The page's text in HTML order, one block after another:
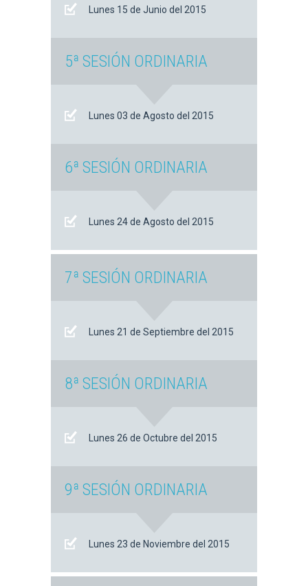
Lunes 15 de Junio del 2015
5ª SESIÓN ORDINARIA
Lunes 03 de Agosto del 2015
6ª SESIÓN ORDINARIA
Lunes 24 de Agosto del 2015
7ª SESIÓN ORDINARIA
Lunes 21 de Septiembre del 2015
8ª SESIÓN ORDINARIA
Lunes 26 de Octubre del 2015
9ª SESIÓN ORDINARIA
Lunes 23 de Noviembre del 2015